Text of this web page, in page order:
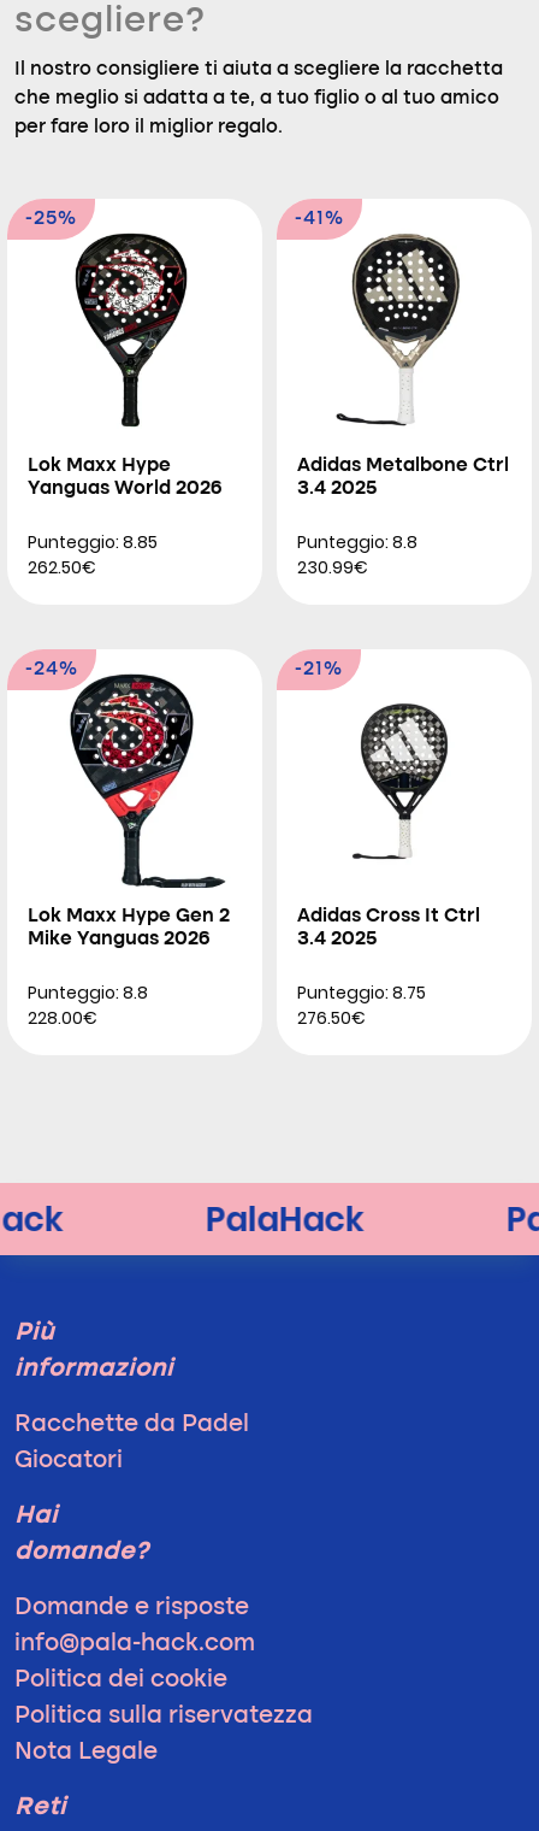
scegliere?
Il nostro consigliere ti aiuta a scegliere la racchetta
che meglio si adatta a te, a tuo figlio o al tuo amico
per fare loro il miglior regalo.
-25%
Lok Maxx Hype
Yanguas World 2026
Punteggio: 8.85
262.50€
-41%
Adidas Metalbone Ctrl
3.4 2025
Punteggio: 8.8
230.99€
-24%
Lok Maxx Hype Gen 2
Mike Yanguas 2026
Punteggio: 8.8
228.00€
-21%
Adidas Cross It Ctrl
3.4 2025
Punteggio: 8.75
276.50€
Più
informazioni
Racchette da Padel
Giocatori
Hai
domande?
Domande e risposte
info@pala-hack.com
Politica dei cookie
Politica sulla riservatezza
Nota Legale
Reti